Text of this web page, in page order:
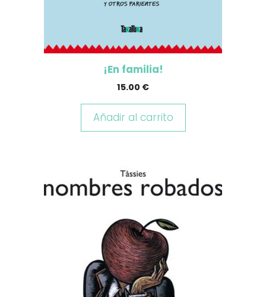
¡En familia!
15.00 €
Añadir al carrito